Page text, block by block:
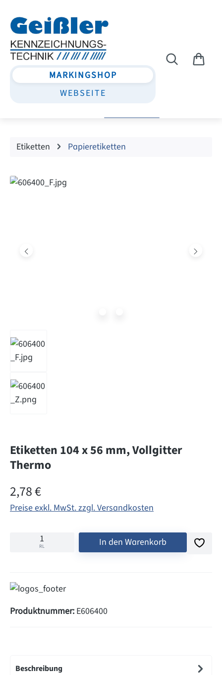
MARKINGSHOP
WEBSEITE
Etiketten Papieretiketten
Bildergalerie überspringen
Etiketten 104 x 56 mm, Vollgitter
Thermo
Regulärer Preis:
2,78 €
Preise exkl. MwSt. zzgl. Versandkosten
RL In den Warenkorb
Produktnummer: E606400
Beschreibung